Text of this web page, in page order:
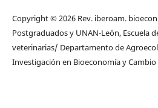
Copyright © 2026 Rev. iberoam.
Postgraduados y UNAN-León, Escuela
veterinarias/ Departamento de
Investigación en Bioeconomía y